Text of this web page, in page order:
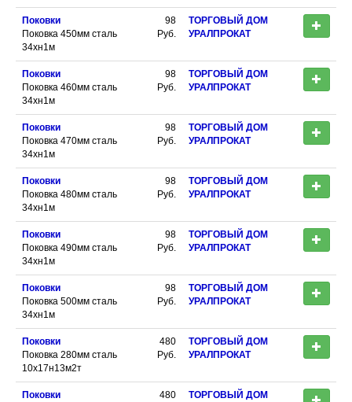
Поковки
Поковка 450мм сталь
34хн1м
98
Руб.
ТОРГОВЫЙ ДОМ
УРАЛПРОКАТ
Поковки
Поковка 460мм сталь
34хн1м
98
Руб.
ТОРГОВЫЙ ДОМ
УРАЛПРОКАТ
Поковки
Поковка 470мм сталь
34хн1м
98
Руб.
ТОРГОВЫЙ ДОМ
УРАЛПРОКАТ
Поковки
Поковка 480мм сталь
34хн1м
98
Руб.
ТОРГОВЫЙ ДОМ
УРАЛПРОКАТ
Поковки
Поковка 490мм сталь
34хн1м
98
Руб.
ТОРГОВЫЙ ДОМ
УРАЛПРОКАТ
Поковки
Поковка 500мм сталь
34хн1м
98
Руб.
ТОРГОВЫЙ ДОМ
УРАЛПРОКАТ
Поковки
Поковка 280мм сталь
10х17н13м2т
480
Руб.
ТОРГОВЫЙ ДОМ
УРАЛПРОКАТ
Поковки
480
ТОРГОВЫЙ ДОМ